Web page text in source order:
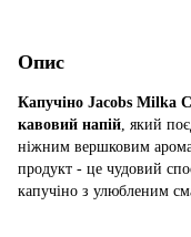
Опис
Капучіно Jacobs Milka
кавовий напій , який
ніжним вершковим
продукт - це чудовий
капучіно з улюбленим